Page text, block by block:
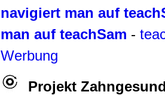
navigiert man auf
man auf teachSam -
Werbung
Projekt